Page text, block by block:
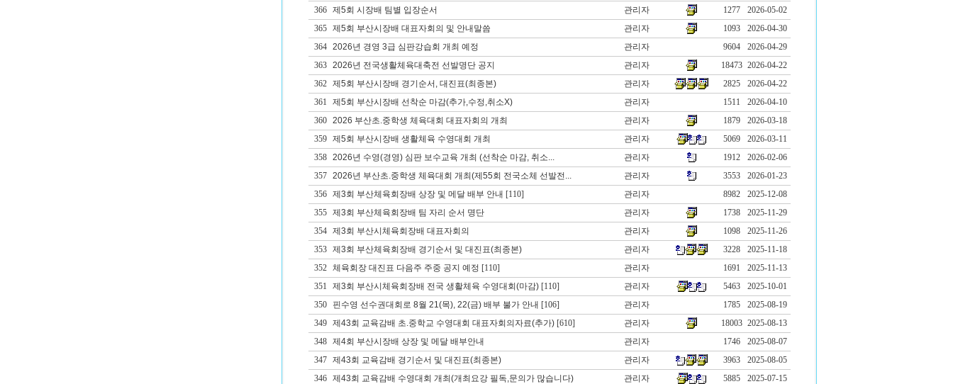
366 제5회 시장배 팀별 입장순서 관리자 1277
2026-05-02
365
제5회 부산시장배 대표자회의 및 안내말씀 관리자 1093
2026-04-30
364
2026년 경영 3급 심판강습회 개최 예정 관리자 9604
2026-04-29
363
2026년 전국생활체육대축전 선발명단 공지 관리자 18473 2026-04-22
362
제5회 부산시장배 경기순서, 대진표(최종본) 관리자 2825
2026-04-22
361
제5회 부산시장배 선착순 마감(추가,수정,취소X) 관리자 1511
2026-04-10
360
2026 부산초.중학생 체육대회 대표자회의 개최 관리자 1879
2026-03-18
359
제5회 부산시장배 생활체육 수영대회 개최 관리자 5069
2026-03-11
358
2026년 수영(경영) 심판 보수교육 개최 (선착순 마감, 취소... 관리자 1912
2026-02-06
357
2026년 부산초.중학생 체육대회 개최(제55회 전국소체 선발전... 관리자 3553
2026-01-23
356
제3회 부산체육회장배 상장 및 메달 배부 안내 [110] 관리자 8982
2025-12-08
355
제3회 부산체육회장배 팀 자리 순서 명단 관리자 1738
2025-11-29
354
제3회 부산시체육회장배 대표자회의 관리자 1098
2025-11-26
353
제3회 부산체육회장배 경기순서 및 대진표(최종본) 관리자 3228
2025-11-18
352
체육회장 대진표 다음주 주중 공지 예정 [110] 관리자 1691
2025-11-13
351
제3회 부산시체육회장배 전국 생활체육 수영대회(마감)[110] 관리자 5463
2025-10-01
350
핀수영 선수권대회로 8월 21(목), 22(금) 배부 불가 안내 [106] 관리자 1785
2025-08-19
349
제43회 교육감배 초.중학교 수영대회 대표자회의자료(추가)[610] 관리자 18003 2025-08-13
348
제4회 부산시장배 상장 및 메달 배부안내 관리자 1746
2025-08-07
347
제43회 교육감배 경기순서 및 대진표(최종본) 관리자 3963
2025-08-05
346
제43회 교육감배 수영대회 개최(개최요강 필독,문의가 많습니다) 관리자 5885
2025-07-15